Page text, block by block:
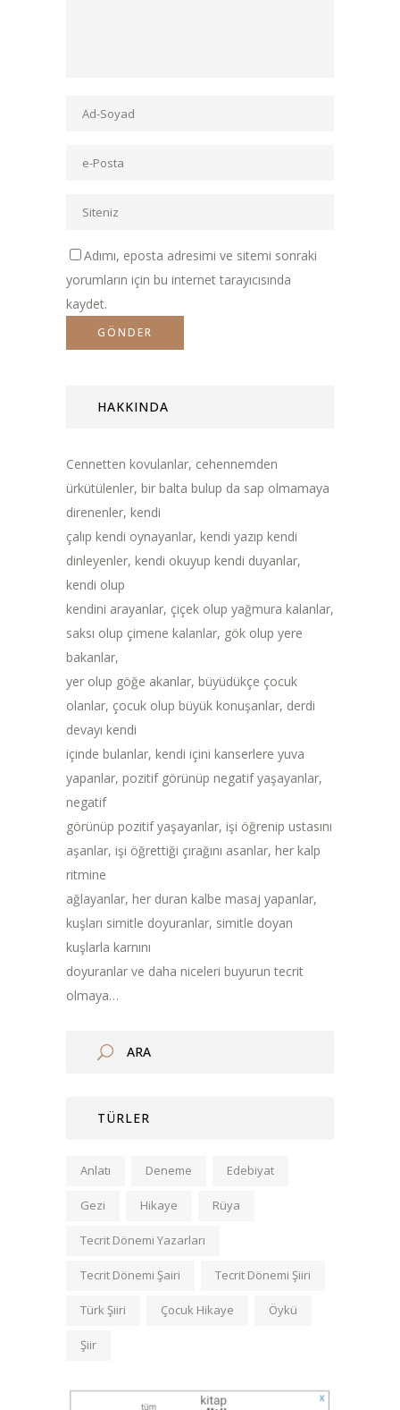
Adımı, eposta adresimi ve sitemi sonraki
yorumların için bu internet tarayıcısında
kaydet.
HAKKINDA
Cennetten kovulanlar, cehennemden
ürkütülenler, bir balta bulup da sap olmamaya
direnenler, kendi
çalıp kendi oynayanlar, kendi yazıp kendi
dinleyenler, kendi okuyup kendi duyanlar,
kendi olup
kendini arayanlar, çiçek olup yağmura kalanlar,
saksı olup çimene kalanlar, gök olup yere
bakanlar,
yer olup göğe akanlar, büyüdükçe çocuk
olanlar, çocuk olup büyük konuşanlar, derdi
devayı kendi
içinde bulanlar, kendi içini kanserlere yuva
yapanlar, pozitif görünüp negatif yaşayanlar,
negatif
görünüp pozitif yaşayanlar, işi öğrenip ustasını
aşanlar, işi öğrettiği çırağını asanlar, her kalp
ritmine
ağlayanlar, her duran kalbe masaj yapanlar,
kuşları simitle doyuranlar, simitle doyan
kuşlarla karnını
doyuranlar ve daha niceleri buyurun tecrit
olmaya…
TÜRLER
Anlatı Deneme Edebiyat
Gezi Hikaye Rüya
Tecrit Dönemi Yazarları
Tecrit Dönemi Şairi Tecrit Dönemi Şiiri
Türk Şiiri Çocuk Hikaye Öykü
Şiir